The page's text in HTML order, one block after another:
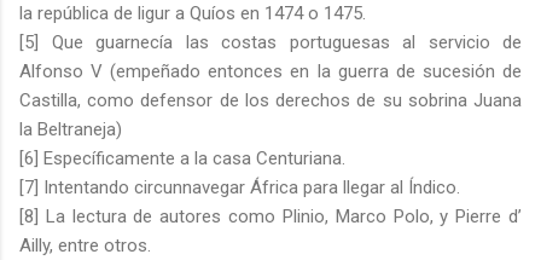
la república de ligur a Quíos en 1474 o 1475.
[5] Que guarnecía las costas portuguesas al servicio de
Alfonso V (empeñado entonces en la guerra de sucesión de
Castilla, como defensor de los derechos de su sobrina Juana
la Beltraneja)
[6] Específicamente a la casa Centuriana.
[7] Intentando circunnavegar África para llegar al Índico.
[8] La lectura de autores como Plinio, Marco Polo, y Pierre d’
Ailly, entre otros.